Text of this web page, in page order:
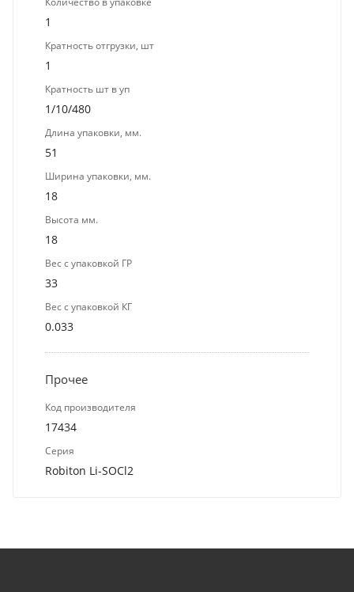
1
Кратность отгрузки, шт
1
Кратность шт в уп
1/10/480
Длина упаковки, мм.
51
Ширина упаковки, мм.
18
Высота мм.
18
Вес с упаковкой ГР
33
Вес с упаковкой КГ
0.033
Прочее
Код производителя
17434
Серия
Robiton Li-SOCl2